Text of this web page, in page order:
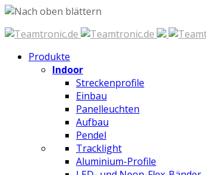
Zum
springenProdukte
Indoor
Streckenprofile
Einbau
Panelleuchten
Aufbau
Pendel
Tracklight
Aluminium-Profile